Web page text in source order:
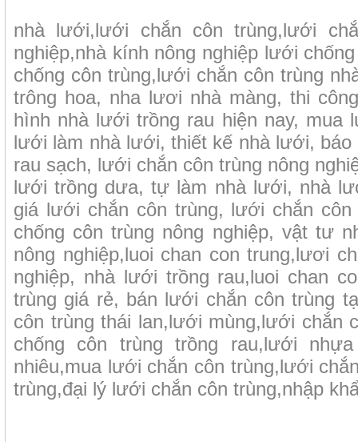
nhà lưới,lưới chắn côn trùng,lưới
nghiệp,nhà kính nông nghiệp lưới
chống côn trùng,lưới chắn côn trùng
trông hoa, nha lươi nhà màng, thi
hình nhà lưới trồng rau hiện nay,
lưới làm nhà lưới, thiết kế nhà lưới,
rau sạch, lưới chắn côn trùng nông
lưới trồng dưa, tự làm nhà lưới, nhà
giá lưới chắn côn trùng, lưới chắn
chống côn trùng nông nghiệp, vật tư
nông nghiệp,luoi chan con trung,lươi
nghiệp, nhà lưới trồng rau,luoi chan
trùng giá rẻ, bán lưới chắn côn trùng
côn trùng thái lan,lưới mùng,lưới chắn
chống côn trùng trồng rau,lưới
nhiêu,mua lưới chắn côn trùng,lưới
trùng,đại lý lưới chắn côn trùng,nhập